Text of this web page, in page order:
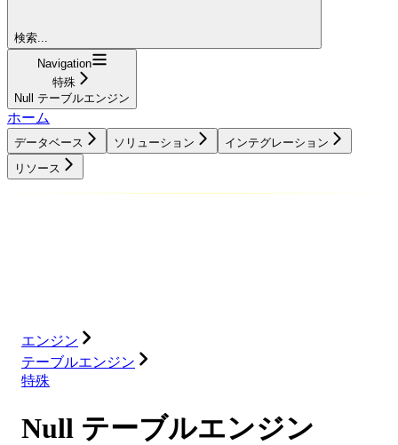
検索...
Navigation
特殊
Null テーブルエンジン
ホーム
データベース ソリューション
インテグレーション
リソース
エンジン
テーブルエンジン
特殊
Null テーブルエンジン